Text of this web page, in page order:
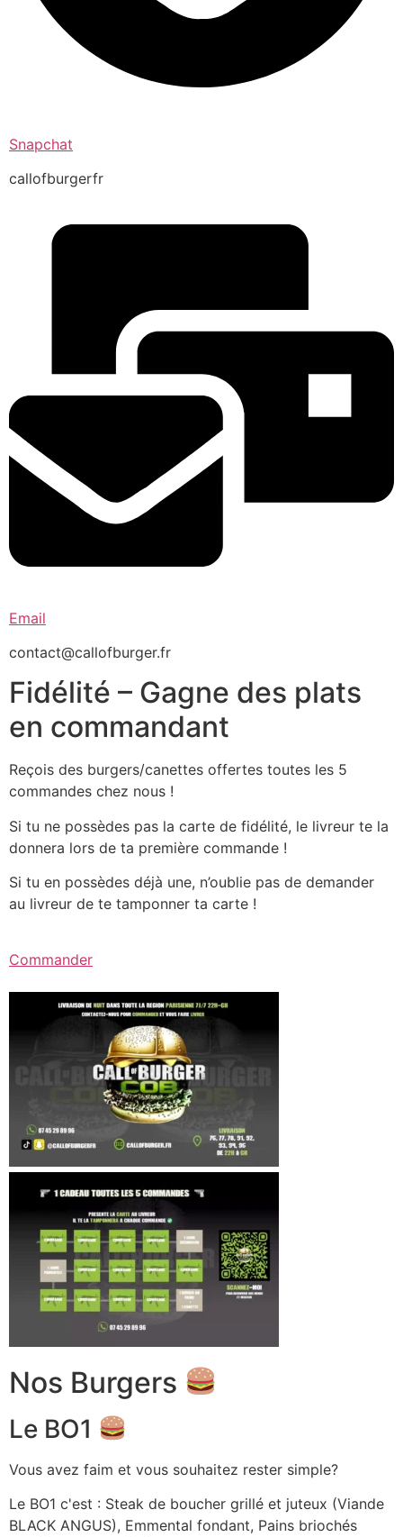
Snapchat
callofburgerfr
Email
contact@callofburger.fr
Fidélité – Gagne des plats
en commandant
Reçois des burgers/canettes offertes toutes les 5
commandes chez nous !
Si tu ne possèdes pas la carte de fidélité, le livreur te la
donnera lors de ta première commande !
Si tu en possèdes déjà une, n’oublie pas de demander
au livreur de te tamponner ta carte !
Commander
Nos Burgers
Le BO1
Vous avez faim et vous souhaitez rester simple?
Le BO1 c'est : Steak de boucher grillé et juteux (Viande
BLACK ANGUS), Emmental fondant, Pains briochés